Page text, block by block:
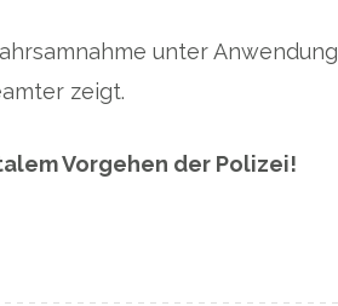
unter Anwendung
zeigt.
Vorgehen der Polizei!